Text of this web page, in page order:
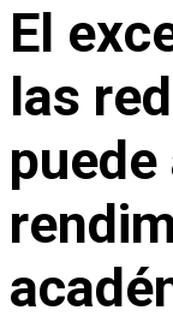
El
las